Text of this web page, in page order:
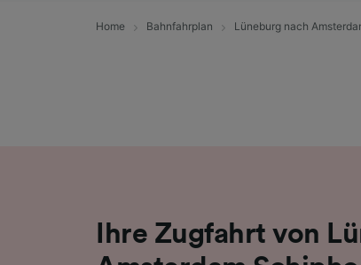
Home Bahnfahrplan Lüneburg nach
Ihre Zugfahrt von